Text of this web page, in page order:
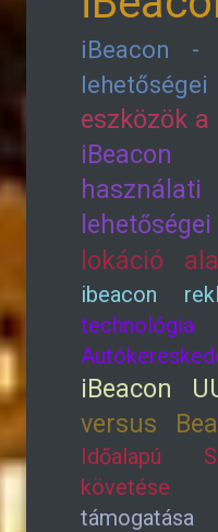
iBeacon -
eszközök
lokáció
ibeacon
iBeacon
versus
Időalapú
követése